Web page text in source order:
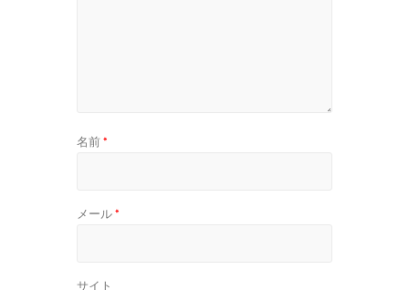
名前*
メール*
サイト